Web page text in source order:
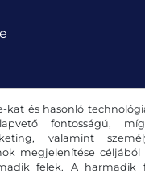
kat és hasonló
fontosságú,
valamint
megjelenítése céljából
felek. A harmadik